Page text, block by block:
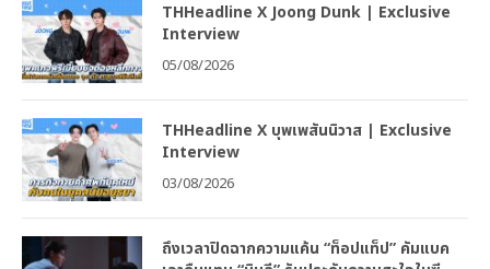
THHeadline X Joong Dunk | Exclusive
Interview
05/08/2026
THHeadline X บุพเพสันนิวาส | Exclusive
Interview
03/08/2026
ถึงเวลาปิดฉากความแค้น “ท็อปแท็ป” คัมแบค